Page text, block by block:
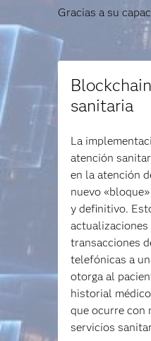
Gracias a su
sanitaria
La
atención
en la atención
nuevo
y definitivo.
transacciones
telefónicas a
otorga al
historial
que ocurre con
servicios